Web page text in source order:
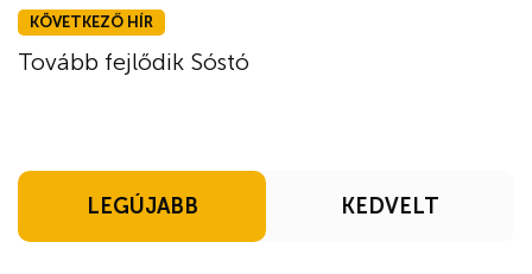
KÖVETKEZŐ HÍR
Tovább fejlődik Sóstó
LEGÚJABB KEDVELT